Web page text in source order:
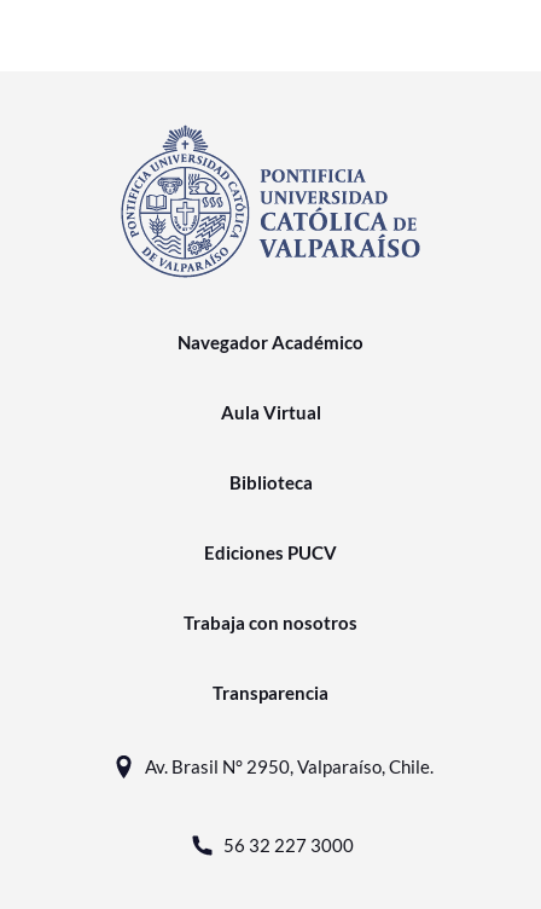
Navegador Académico
Aula Virtual
Biblioteca
Ediciones PUCV
Trabaja con nosotros
Transparencia
Av. Brasil N° 2950, Valparaíso, Chile.
56 32 227 3000